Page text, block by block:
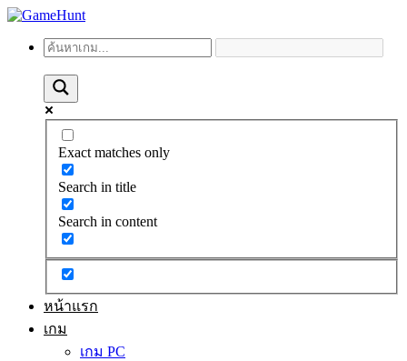
Exact matches only
Search in title
Search in content
หน้าแรก
เกม
เกม PC